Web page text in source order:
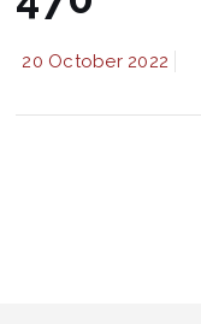
20 October 2022